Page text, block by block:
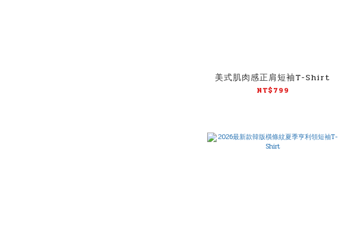
美式肌肉感正肩短袖T-Shirt
NT$799